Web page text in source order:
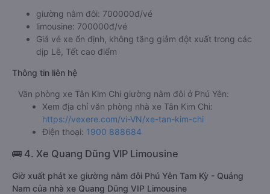
giường nằm đôi: 700000đ/vé
limousine: 700000đ/vé
Giá vé xe ổn định, không tăng giảm đột xuất trong các
dịp Lễ, Tết cao điểm
Thông tin liên hệ
Văn phòng xe Tân Kim Chi giường nằm đôi ở Phú Yên:
Xem địa chỉ văn phòng nhà xe Tân Kim Chi:
https://vexere.com/vi-VN/xe-tan-kim-chi
Điện thoại: 1900 888684
🚌 4. Xe Quang Dũng VIP Limousine
Giờ xuất phát xe giường nằm đôi Phú Yên Tam Kỳ - Quảng
Nam của nhà xe Quang Dũng VIP Limousine